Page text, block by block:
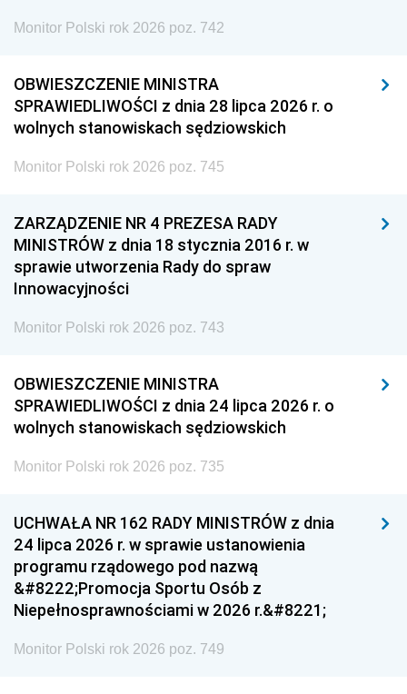
Monitor Polski rok 2026 poz. 742
OBWIESZCZENIE MINISTRA
SPRAWIEDLIWOŚCI z dnia 28 lipca 2026 r. o
wolnych stanowiskach sędziowskich
Monitor Polski rok 2026 poz. 745
ZARZĄDZENIE NR 4 PREZESA RADY
MINISTRÓW z dnia 18 stycznia 2016 r. w
sprawie utworzenia Rady do spraw
Innowacyjności
Monitor Polski rok 2026 poz. 743
OBWIESZCZENIE MINISTRA
SPRAWIEDLIWOŚCI z dnia 24 lipca 2026 r. o
wolnych stanowiskach sędziowskich
Monitor Polski rok 2026 poz. 735
UCHWAŁA NR 162 RADY MINISTRÓW z dnia
24 lipca 2026 r. w sprawie ustanowienia
programu rządowego pod nazwą
&#8222;Promocja Sportu Osób z
Niepełnosprawnościami w 2026 r.&#8221;
Monitor Polski rok 2026 poz. 749